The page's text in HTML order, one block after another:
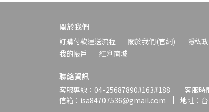
關於我們
訂購付款運送流程 關於我們(官網) 隱私
我的帳戶
紅利商城
聯絡資訊
客服專線：04-25687890#163#188
客服時
信箱：isa84707536@gmail.com
地址：